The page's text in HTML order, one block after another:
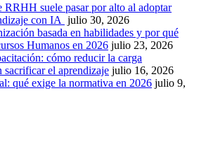
RRHH suele pasar por alto al adoptar
con IA julio 30, 2026
basada en habilidades y por qué
Humanos en 2026 julio 23, 2026
cómo reducir la carga
sacrificar el aprendizaje julio 16, 2026
qué exige la normativa en 2026 julio 9,